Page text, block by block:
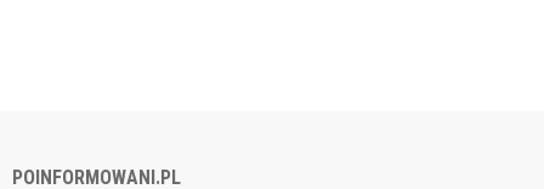
POINFORMOWANI.PL